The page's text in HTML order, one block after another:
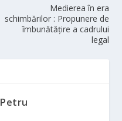
Medierea în era
schimbărilor : Propunere de
îmbunătățire a cadrului
legal
Petru